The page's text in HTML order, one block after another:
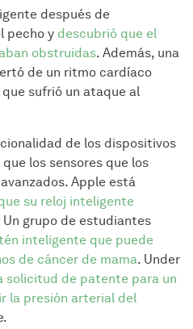
después de
pecho y descubrió que el
obstruidas. Además, una
de un ritmo cardíaco
sufrió un ataque al
de los dispositivos
los sensores que los
Apple está
su reloj inteligente
Un grupo de estudiantes
inteligente que puede
de cáncer de mama. Under
solicitud de patente para un
la presión arterial del